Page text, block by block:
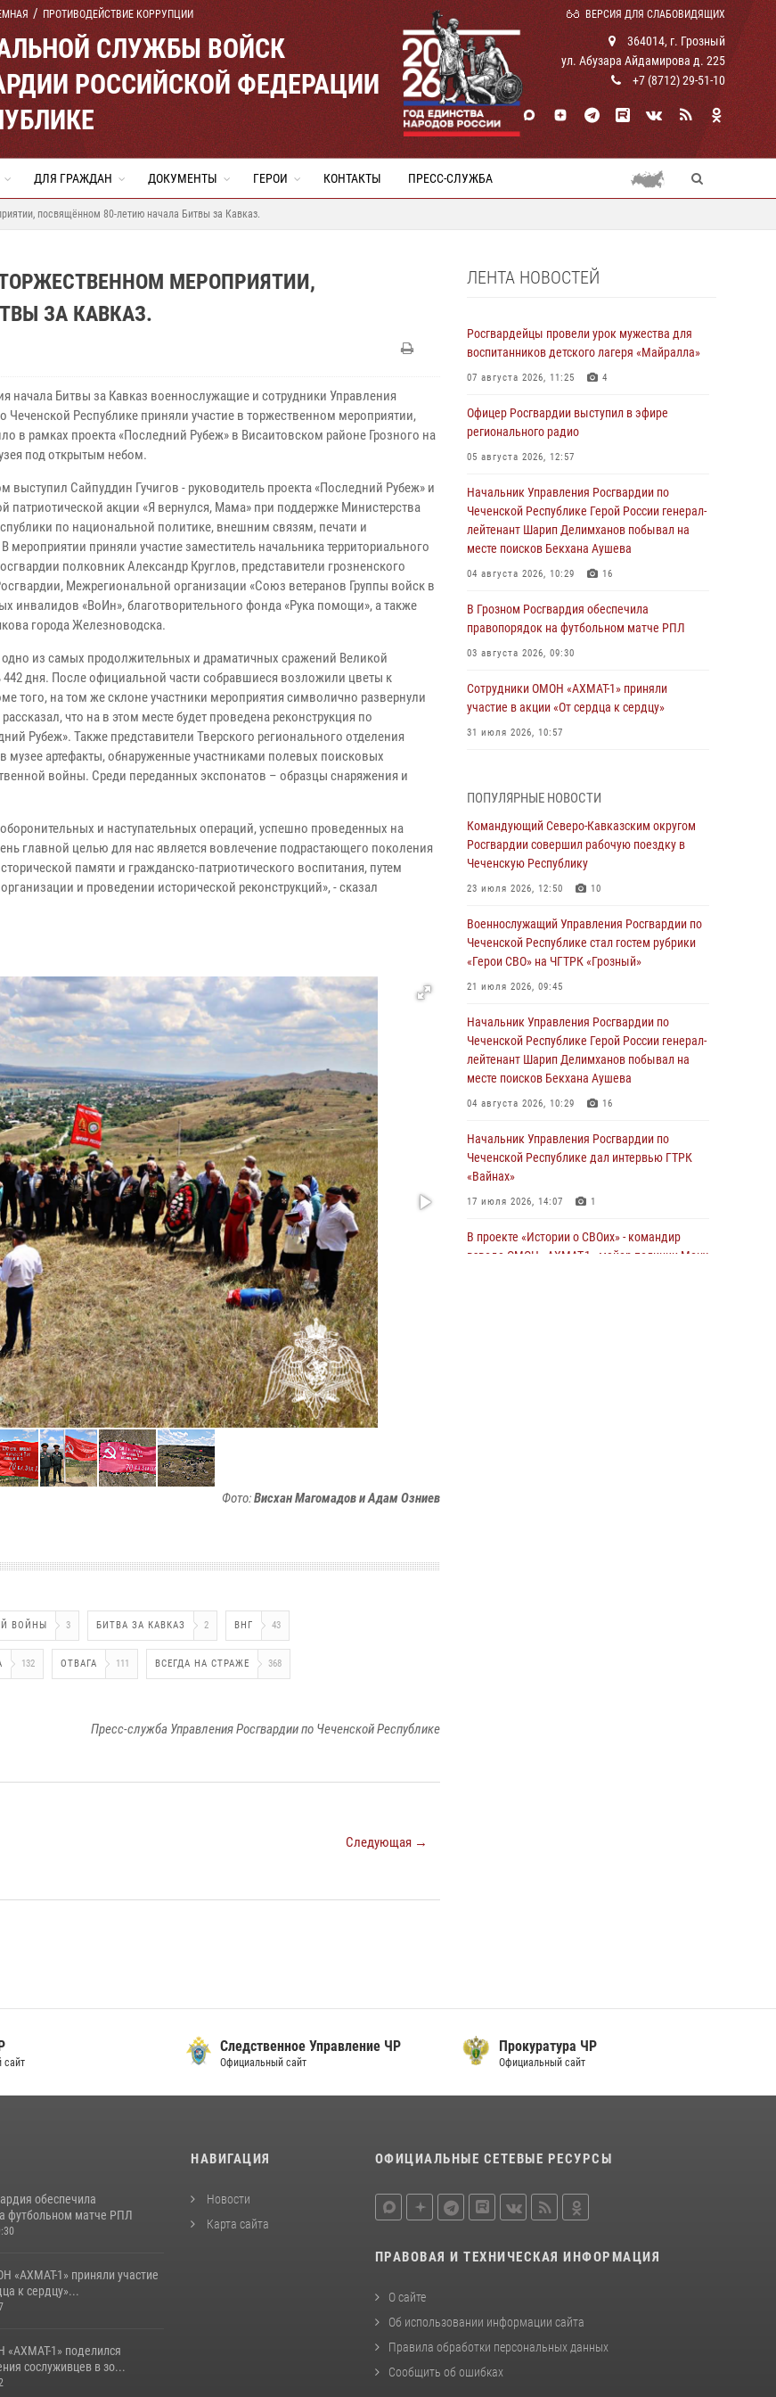
ПРОТИВОДЕЙСТВИЕ КОРРУПЦИИ ВЕРСИЯ ДЛЯ СЛАБОВИДЯЩИХ
СЛУЖБЫ ВОЙСК
РОССИЙСКОЙ ФЕДЕРАЦИИ
364014, г. Грозный
ул. Абузара Айдамирова д. 225
+7 (8712) 29-51-10
ДЛЯ ГРАЖДАН ДОКУМЕНТЫ ГЕРОИ КОНТАКТЫ ПРЕСС-СЛУЖБА
посвящённом 80-летию начала Битвы за Кавказ.
МЕРОПРИЯТИИ,
ЗА КАВКАЗ.
начала Битвы за Кавказ военнослужащие и сотрудники Управления
Чеченской Республике приняли участие в торжественном мероприятии,
в рамках проекта «Последний Рубеж» в Висаитовском районе Грозного на
под открытым небом.
выступил Сайпуддин Гучигов - руководитель проекта «Последний Рубеж» и
патриотической акции «Я вернулся, Мама» при поддержке Министерства
по национальной политике, внешним связям, печати и
мероприятии приняли участие заместитель начальника территориального
полковник Александр Круглов, представители грозненского
Межрегиональной организации «Союз ветеранов Группы войск в
инвалидов «ВоИн», благотворительного фонда «Рука помощи», а также
города Железноводска.
из самых продолжительных и драматичных сражений Великой
дня. После официальной части собравшиеся возложили цветы к
того, на том же склоне участники мероприятия символично развернули
что на в этом месте будет проведена реконструкция по
Рубеж». Также представители Тверского регионального отделения
артефакты, обнаруженные участниками полевых поисковых
войны. Среди переданных экспонатов – образцы снаряжения и
и наступательных операций, успешно проведенных на
главной целью для нас является вовлечение подрастающего поколения
памяти и гражданско-патриотического воспитания, путем
и проведении исторической реконструкций», - сказал
Фото:Висхан Магомадов и Адам Озниев
ВОЙНЫ 3 БИТВА ЗА КАВКАЗ 2 ВНГ 43
132 ОТВАГА 111 ВСЕГДА НА СТРАЖЕ 368
Пресс-служба Управления Росгвардии по Чеченской Республике
Следующая →
ЛЕНТА НОВОСТЕЙ
Росгвардейцы провели урок мужества для
воспитанников детского лагеря «Майралла»
07 августа 2026, 11:25 4
Офицер Росгвардии выступил в эфире
регионального радио
05 августа 2026, 12:57
Начальник Управления Росгвардии по
Чеченской Республике Герой России генерал-
лейтенант Шарип Делимханов побывал на
месте поисков Бекхана Аушева
04 августа 2026, 10:29 16
В Грозном Росгвардия обеспечила
правопорядок на футбольном матче РПЛ
03 августа 2026, 09:30
Сотрудники ОМОН «АХМАТ-1» приняли
участие в акции «От сердца к сердцу»
31 июля 2026, 10:57
Командующий Северо-Кавказским округом
Росгвардии совершил рабочую поездку в
Чеченскую Республику
Военнослужащий Управления Росгвардии по
Чеченской Республике стал гостем рубрики
«Герои СВО» на ЧГТРК «Грозный»
В ДНР росгвардейцы уничтожили около 80
вражеских беспилотников самолётного типа
безопасность конно-спортивных
соревнований
ПОПУЛЯРНЫЕ НОВОСТИ
Командующий Северо-Кавказским округом
Росгвардии совершил рабочую поездку в
Чеченскую Республику
23 июля 2026, 12:50 10
Военнослужащий Управления Росгвардии по
Чеченской Республике стал гостем рубрики
«Герои СВО» на ЧГТРК «Грозный»
21 июля 2026, 09:45
Начальник Управления Росгвардии по
Чеченской Республике Герой России генерал-
лейтенант Шарип Делимханов побывал на
месте поисков Бекхана Аушева
04 августа 2026, 10:29 16
Начальник Управления Росгвардии по
Чеченской Республике дал интервью ГТРК
«Вайнах»
17 июля 2026, 14:07 1
В проекте «Истории о СВОих» - командир
взвода ОМОН «АХМАТ-1» майор полиции Моцу
сайт
Следственное Управление ЧР
Официальный сайт
Прокуратура ЧР
Официальный сайт
обеспечила
футбольном матче РПЛ
«АХМАТ-1» приняли участие
к сердцу»...
«АХМАТ-1» поделился
сослуживцев в зо...
НАВИГАЦИЯ
Новости
Карта сайта
ОФИЦИАЛЬНЫЕ СЕТЕВЫЕ РЕСУРСЫ
ПРАВОВАЯ И ТЕХНИЧЕСКАЯ ИНФОРМАЦИЯ
О сайте
Об использовании информации сайта
Правила обработки персональных данных
Сообщить об ошибках